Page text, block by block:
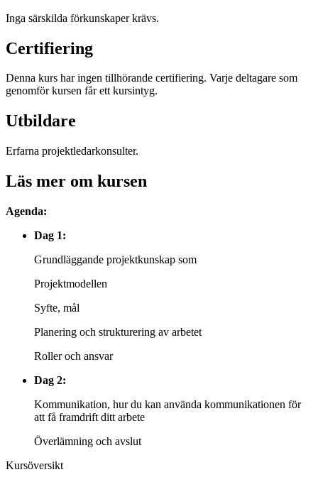
Inga särskilda förkunskaper krävs.
Certifiering
Denna kurs har ingen tillhörande certifiering. Varje deltagare som
genomför kursen får ett kursintyg.
Utbildare
Erfarna projektledarkonsulter.
Läs mer om kursen
Agenda:
Dag 1:
Grundläggande projektkunskap som
Projektmodellen
Syfte, mål
Planering och strukturering av arbetet
Roller och ansvar
Dag 2:
Kommunikation, hur du kan använda kommunikationen för
att få framdrift ditt arbete
Överlämning och avslut
Kursöversikt